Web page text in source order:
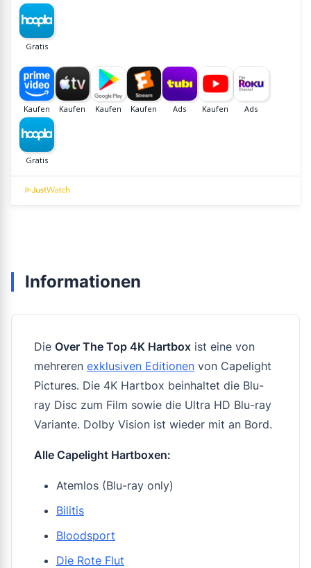
Informationen
Die Over The Top 4K Hartbox ist eine von
mehreren exklusiven Editionen von Capelight
Pictures. Die 4K Hartbox beinhaltet die Blu-
ray Disc zum Film sowie die Ultra HD Blu-ray
Variante. Dolby Vision ist wieder mit an Bord.
Alle Capelight Hartboxen:
Atemlos (Blu-ray only)
Bilitis
Bloodsport
Die Rote Flut